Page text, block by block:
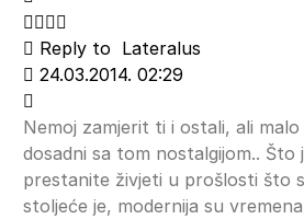
Reply to Lateralus
24.03.2014. 02:29
Nemoj zamjerit ti i ostali, ali
dosadni sa tom nostalgijom.. Što
prestanite živjeti u prošlosti što
stoljeće je, modernija su